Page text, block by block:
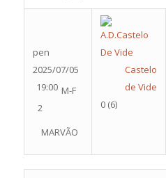
pen
2025/07/05
19:00 M-F
2
MARVÃO
Castelo
de Vide
0 (6)